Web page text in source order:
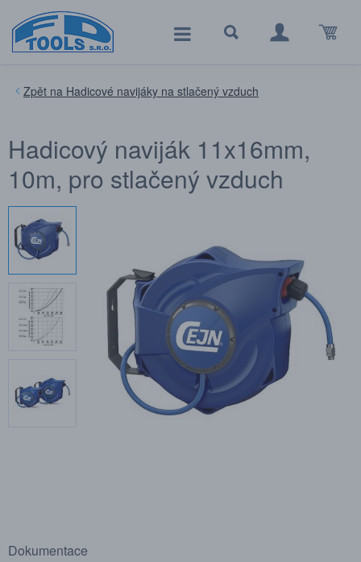
Hadicové navijáky na stlačený vzduch
Hadicový naviják 11x16mm,
10m, pro stlačený vzduch
Dokumentace